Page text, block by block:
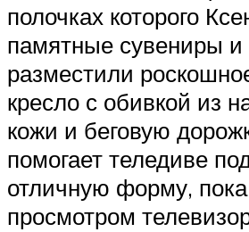
полочках которого
памятные сувениры и
разместили
кресло с обивкой из
кожи и беговую
помогает теледиве
отличную форму,
просмотром